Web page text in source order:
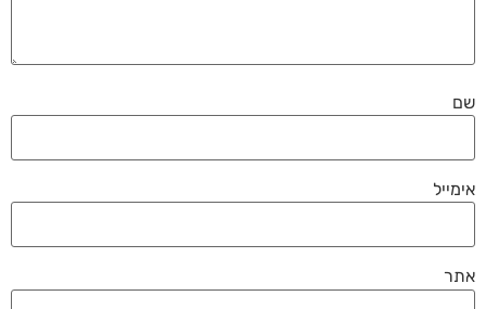
שם
אימייל
אתר